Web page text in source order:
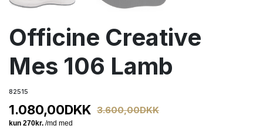
Officine Creative
Mes 106 Lamb
82515
1.080,00DKK 3.600,00DKK